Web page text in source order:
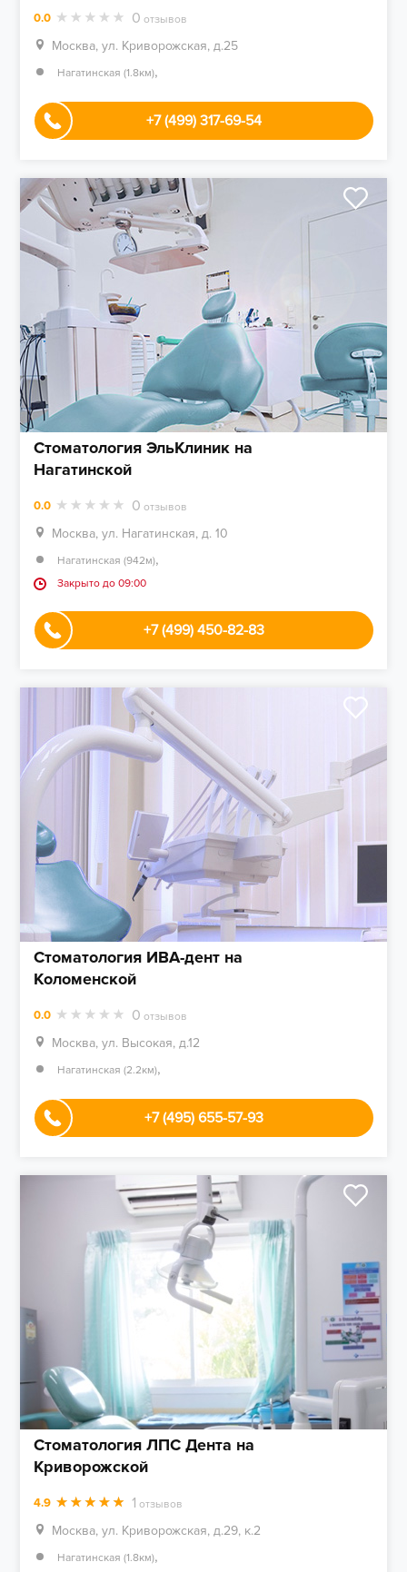
0.0 0 отзывов
Москва, ул. Криворожская, д.25
Нагатинская (1.8км),
+7 (499) 317-69-54
Стоматология ЭльКлиник на
Нагатинской
0.0 0 отзывов
Москва, ул. Нагатинская, д. 10
Нагатинская (942м),
Закрыто до 09:00
+7 (499) 450-82-83
Стоматология ИВА-дент на
Коломенской
0.0 0 отзывов
Москва, ул. Высокая, д.12
Нагатинская (2.2км),
+7 (495) 655-57-93​
Стоматология ЛПС Дента на
Криворожской
4.9 1 отзывов
Москва, ул. Криворожская, д.29, к.2
Нагатинская (1.8км),